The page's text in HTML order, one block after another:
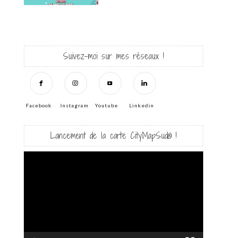
Suivez-moi sur mes réseaux !
Facebook Instagram Youtube Linkedin
Lancement de la carte CityMapSud® !